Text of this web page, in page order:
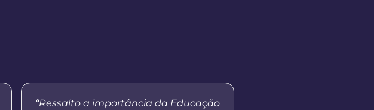
“Ressalto a importância da Educação